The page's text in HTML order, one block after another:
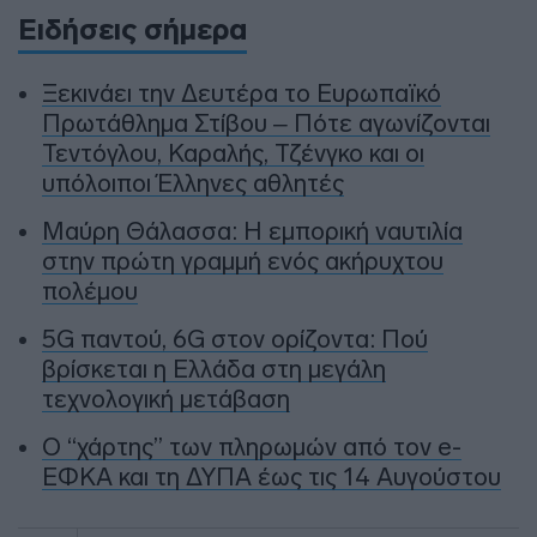
Ειδήσεις σήμερα
Ξεκινάει την Δευτέρα το Ευρωπαϊκό
Πρωτάθλημα Στίβου – Πότε αγωνίζονται
Τεντόγλου, Καραλής, Τζένγκο και οι
υπόλοιποι Έλληνες αθλητές
Μαύρη Θάλασσα: Η εμπορική ναυτιλία
στην πρώτη γραμμή ενός ακήρυχτου
πολέμου
5G παντού, 6G στον ορίζοντα: Πού
βρίσκεται η Ελλάδα στη μεγάλη
τεχνολογική μετάβαση
Ο “χάρτης” των πληρωμών από τον e-
ΕΦΚΑ και τη ΔΥΠΑ έως τις 14 Αυγούστου